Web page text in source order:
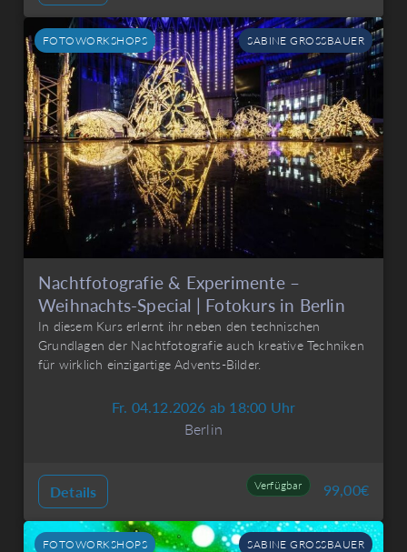
FOTOWORKSHOPS SABINE GROSSBAUER
Nachtfotografie & Experimente –
Weihnachts-Special | Fotokurs in Berlin
In diesem Kurs erlernt ihr neben den technischen
Grundlagen der Nachtfotografie auch kreative Techniken
für wirklich einzigartige Advents-Bilder.
Fr. 04.12.2026 ab 18:00 Uhr
Berlin
Details Verfügbar 99,00€
FOTOWORKSHOPS SABINE GROSSBAUER